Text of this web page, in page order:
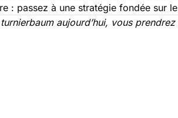
: passez à une stratégie fondée sur
aujourd’hui, vous